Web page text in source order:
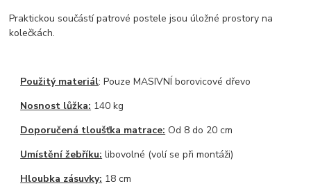
Praktickou součástí patrové postele jsou úložné prostory na
kolečkách.
Použitý materiál: Pouze MASIVNÍ borovicové dřevo
Nosnost lůžka: 140 kg
Doporučená tloušťka matrace: Od 8 do 20 cm
Umístění žebříku: libovolné (volí se při montáži)
Hloubka zásuvky: 18 cm